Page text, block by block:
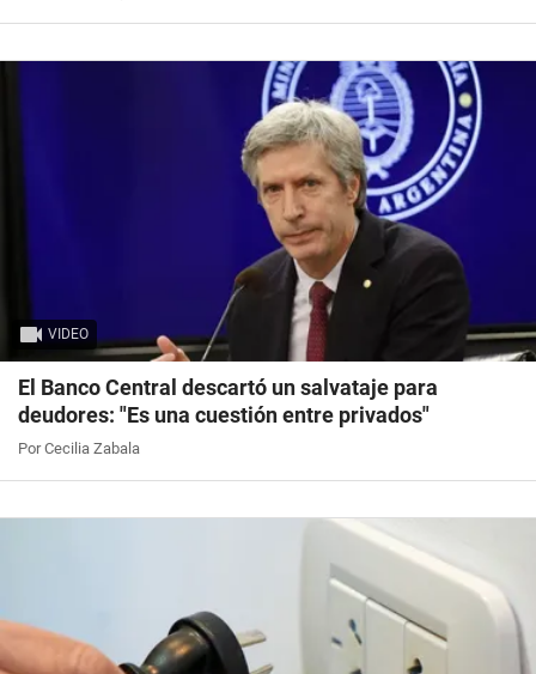
VIDEO
El Banco Central descartó un salvataje para
deudores: "Es una cuestión entre privados"
Por Cecilia Zabala